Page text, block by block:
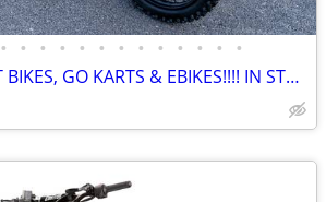
• • • • • • • • • • • • •
4 WHEELERS, DIRT BIKES, GO KARTS & EBIKES!!!! IN STOCK NOW!!!